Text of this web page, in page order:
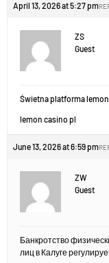
April 13, 2026 at 5:27 pm
ZS
Guest
Świetna platforma
lemon casino pl
June 13, 2026 at 6:59 pm
ZW
Guest
Банкротство
лиц в Калуге